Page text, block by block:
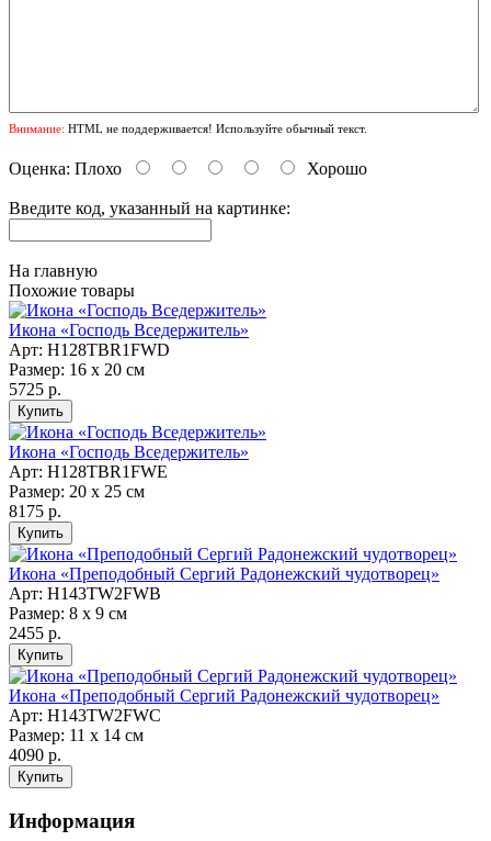
Внимание: HTML не поддерживается! Используйте обычный текст.
Оценка: Плохо Хорошо
Введите код, указанный на картинке:
На главную
Похожие товары
Икона «Господь Вседержитель»
Арт: H128TBR1FWD
Размер: 16 х 20 см
5725 р.
Икона «Господь Вседержитель»
Арт: H128TBR1FWE
Размер: 20 х 25 см
8175 р.
Икона «Преподобный Сергий Радонежский чудотворец»
Арт: Н143TW2FWB
Размер: 8 х 9 см
2455 р.
Икона «Преподобный Сергий Радонежский чудотворец»
Арт: Н143TW2FWC
Размер: 11 х 14 см
4090 р.
Информация